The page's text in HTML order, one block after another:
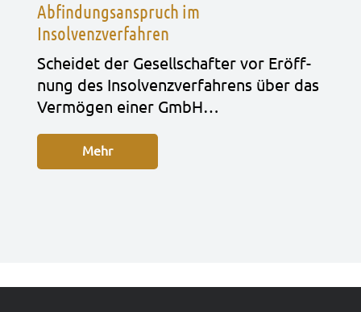
Abfindungsanspruch im
Insolvenzverfahren
Schei­det der Gesell­schaf­ter vor Eröff­
nung des Insol­venz­ver­fah­rens über das
Ver­mö­gen einer GmbH…
Mehr